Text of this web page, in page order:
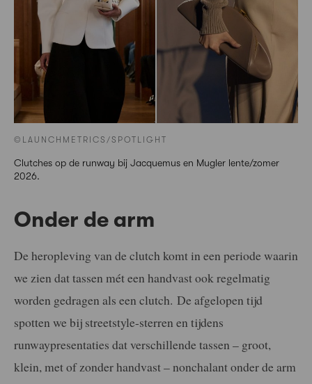
©LAUNCHMETRICS/SPOTLIGHT
Clutches op de runway bij Jacquemus en Mugler lente/zomer
2026.
Onder de arm
De heropleving van de clutch komt in een periode waarin
we zien dat tassen mét een handvast ook regelmatig
worden gedragen als een clutch. De afgelopen tijd
spotten we bij streetstyle-sterren en tijdens
runwaypresentaties dat verschillende tassen – groot,
klein, met of zonder handvast – nonchalant onder de arm